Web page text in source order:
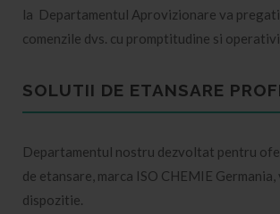
la Departamentul Aprovizionare va
comenzile dvs. cu promptitudine si
SOLUTII DE ETANSARE
Departamentul nostru dezvoltat pentru
de etansare, marca ISO CHEMIE
dispozitie.